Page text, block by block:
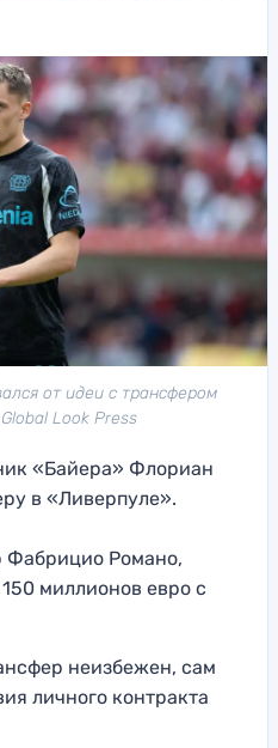
от идеи с трансфером
Look Press
«Байера» Флориан
в «Ливерпуле».
Фабрицио Романо,
миллионов евро с
неизбежен, сам
личного контракта